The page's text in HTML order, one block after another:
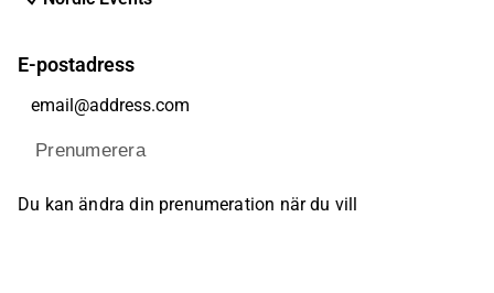
E-postadress
Prenumerera
Du kan ändra din prenumeration när du vill